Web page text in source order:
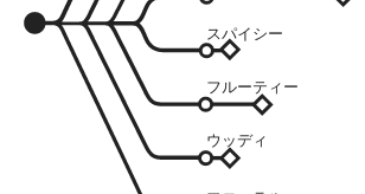
スパイシー
フルーティー
ウッディ